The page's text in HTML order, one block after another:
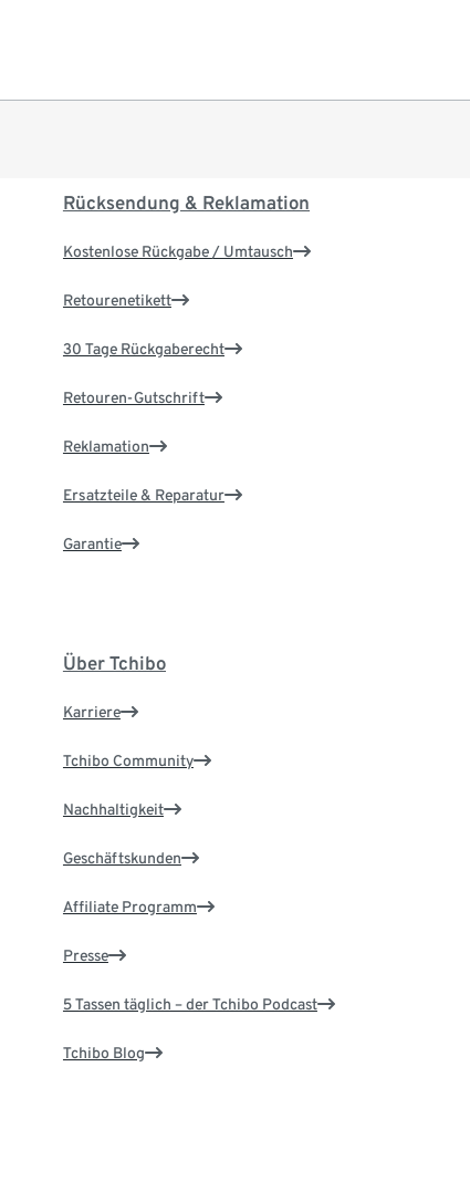
Rücksendung & Reklamation
Kostenlose Rückgabe / Umtausch
Retourenetikett
30 Tage Rückgaberecht
Retouren-Gutschrift
Reklamation
Ersatzteile & Reparatur
Garantie
Über Tchibo
Karriere
Tchibo Community
Nachhaltigkeit
Geschäftskunden
Affiliate Programm
Presse
5 Tassen täglich – der Tchibo Podcast
Tchibo Blog